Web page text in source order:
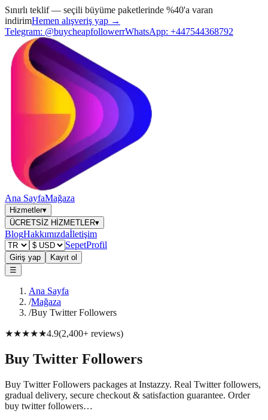
Sınırlı teklif — seçili büyüme paketlerinde %40'a varan
indirimHemen alışveriş yap →
Telegram: @buycheapfollowerrWhatsApp: +447544368792
Ana SayfaMağaza
Hizmetler▾
ÜCRETSİZ HİZMETLER▾
BlogHakkımızdaİletişim
SepetProfil
Giriş yap
Kayıt ol
☰
Ana Sayfa
/Mağaza
/Buy Twitter Followers
★★★★★4.9(2,400+ reviews)
Buy Twitter Followers
Buy Twitter Followers packages at Instazzy. Real Twitter followers,
gradual delivery, secure checkout & satisfaction guarantee. Order
buy twitter followers…